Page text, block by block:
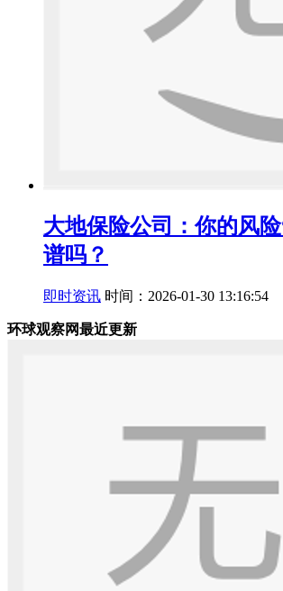
大地保险公司：你的风
谱吗？
即时资讯 时间：2026-01-30 13:16:54
环球观察网最近更新